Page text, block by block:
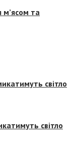
м’ясом та
світло
світло